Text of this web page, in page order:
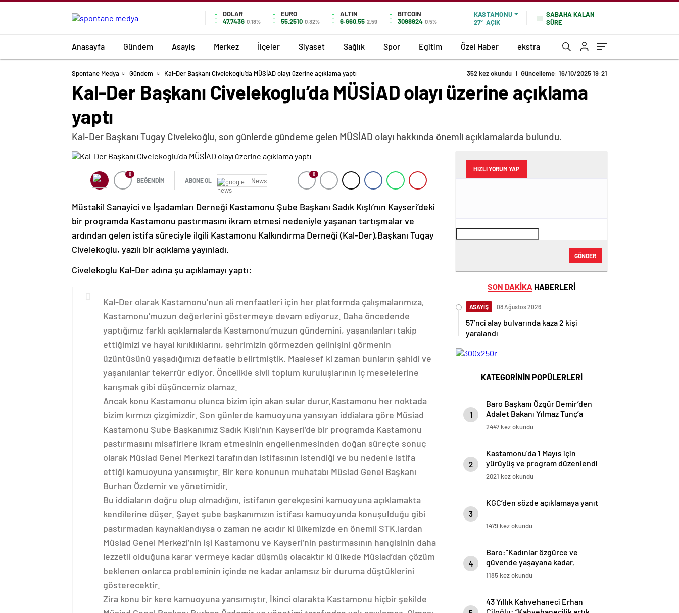
DOLAR
47,7436 0.18%
EURO
55,2510 0.32%
ALTIN
6.660,55 2,59
BITCOIN
3098924 0.5%
KASTAMONU
27° AÇIK
SABAHA KALAN
SÜRE
Anasayfa Gündem Asayiş Merkez İlçeler Siyaset Sağlık Spor Egitim Özel Haber ekstra
Spontane Medya Gündem Kal-Der Başkanı Civelekoglu’da MÜSİAD olayı üzerine açıklama yaptı 352 kez okundu | Güncelleme: 16/10/2025 19:21
Kal-Der Başkanı Civelekoglu’da MÜSİAD olayı üzerine açıklama
yaptı
Kal-Der Başkanı Tugay Civelekoğlu, son günlerde gündeme gelen MÜSİAD olayı hakkında önemli açıklamalarda bulundu.
0
BEĞENDİM ABONE OL News
0
Müstakil Sanayici ve İşadamları Derneği Kastamonu Şube Başkanı Sadık Kışlı’nın Kayseri’deki
bir programda Kastamonu pastırmasını ikram etmesi nedeniyle yaşanan tartışmalar ve
ardından gelen istifa süreciyle ilgili Kastamonu Kalkındırma Derneği (Kal-Der),Başkanı Tugay
Civelekoglu, yazılı bir açıklama yayınladı.
Civelekoglu Kal-Der adına şu açıklamayı yaptı:
Kal-Der olarak Kastamonu’nun ali menfaatleri için her platformda çalışmalarımıza,
Kastamonu’muzun değerlerini göstermeye devam ediyoruz. Daha öncedende
yaptığımız farklı açıklamalarda Kastamonu’muzun gündemini, yaşanılanları takip
ettiğimizi ve hayal kırıklıklarını, şehrimizin görmezden gelinişini görmenin
üzüntüsünü yaşadığımızı defaatle belirtmiştik. Maalesef ki zaman bunların şahidi ve
yaşanılanlar tekerrür ediyor. Öncelikle sivil toplum kuruluşlarının iç meselelerine
karışmak gibi düşüncemiz olamaz.
Ancak konu Kastamonu olunca bizim için akan sular durur,Kastamonu her noktada
bizim kırmızı çizgimizdir. Son günlerde kamuoyuna yansıyan iddialara göre Müsiad
Kastamonu Şube Başkanımız Sadık Kışlı’nın Kayseri’de bir programda Kastamonu
pastırmasını misafirlere ikram etmesinin engellenmesinden doğan süreçte sonuç
olarak Müsiad Genel Merkezi tarafından istifasının istendiği ve bu nedenle istifa
ettiği kamuoyuna yansımıştır. Bir kere konunun muhatabı Müsiad Genel Başkanı
Burhan Özdemir ve yönetimidir.
Bu iddiaların doğru olup olmadığını, istifanın gerekçesini kamuoyuna açıklamakta
kendilerine düşer. Şayet şube başkanımızın istifası kamuoyunda konuşulduğu gibi
pastırmadan kaynaklandıysa o zaman ne acıdır ki ülkemizde en önemli STK.lardan
Müsiad Genel Merkezi’nin işi Kastamonu ve Kayseri’nin pastırmasının hangisinin daha
lezzetli olduğuna karar vermeye kadar düşmüş olacaktır ki ülkede Müsiad’dan çözüm
beklenen onlarca probleminin içinde ne kadar anlamsız bir duruma düştüklerini
gösterecektir.
Zira konu bir kere kamuoyuna yansımıştır. İkinci olarakta Kastamonu hiçbir şekilde
HIZLI YORUM YAP
GÖNDER
SON DAKİKA HABERLERİ
ASAYİŞ 08 Ağustos 2026
57’nci alay bulvarında kaza 2 kişi
yaralandı
KATEGORİNİN POPÜLERLERİ
1
Baro Başkanı Özgür Demir’den
Adalet Bakanı Yılmaz Tunç’a
Ziyaret
2447 kez okundu
2
Kastamonu’da 1 Mayıs için
yürüyüş ve program düzenlendi
2021 kez okundu
3
KGC’den sözde açıklamaya yanıt
1479 kez okundu
4
Baro:”Kadınlar özgürce ve
güvende yaşayana kadar,
mücadelemiz sürecek”
1185 kez okundu
43 Yıllık Kahvehaneci Erhan